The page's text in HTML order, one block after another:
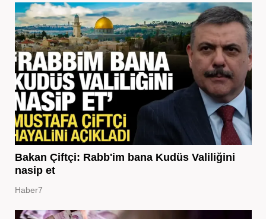
Bakan Çiftçi: Rabb'im bana Kudüs Valiliğini
nasip et
Haber7